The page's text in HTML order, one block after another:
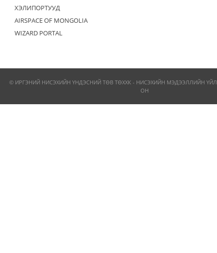
ХЭЛИПОРТУУД
AIRSPACE OF MONGOLIA
WIZARD PORTAL
© ИРГЭНИЙ НИСЭХИЙН ҮНДЭСНИЙ ТӨВ ТӨХХК - НИСЭХИЙН МЭДЭЭЛЛИЙН
ОН